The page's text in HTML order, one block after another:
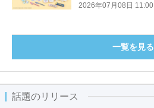
2026年07月08日 11:00
一覧を見る
話題のリリース